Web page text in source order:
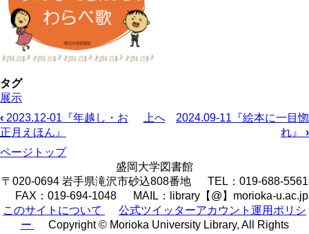
タグ
展示
ブ
ッ
ク
横
断
‹ 2023.12-01『年越し・お
正月えほん』
上へ
2024.09-11『絵本に一目惚
れ』 ›
ページトップ
盛岡大学図書館
〒020-0694 岩手県滝沢市砂込808番地 TEL：019-688-5561
FAX：019-694-1048 MAIL：library【@】morioka-u.ac.jp
このサイトについて
公式ツイッターアカウント運用ポリシ
ー
Copyright © Morioka University Library, All Rights